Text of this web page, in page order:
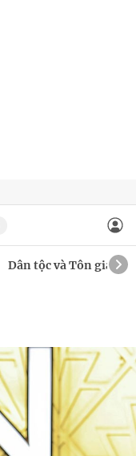
Dân tộc và Tôn giáo